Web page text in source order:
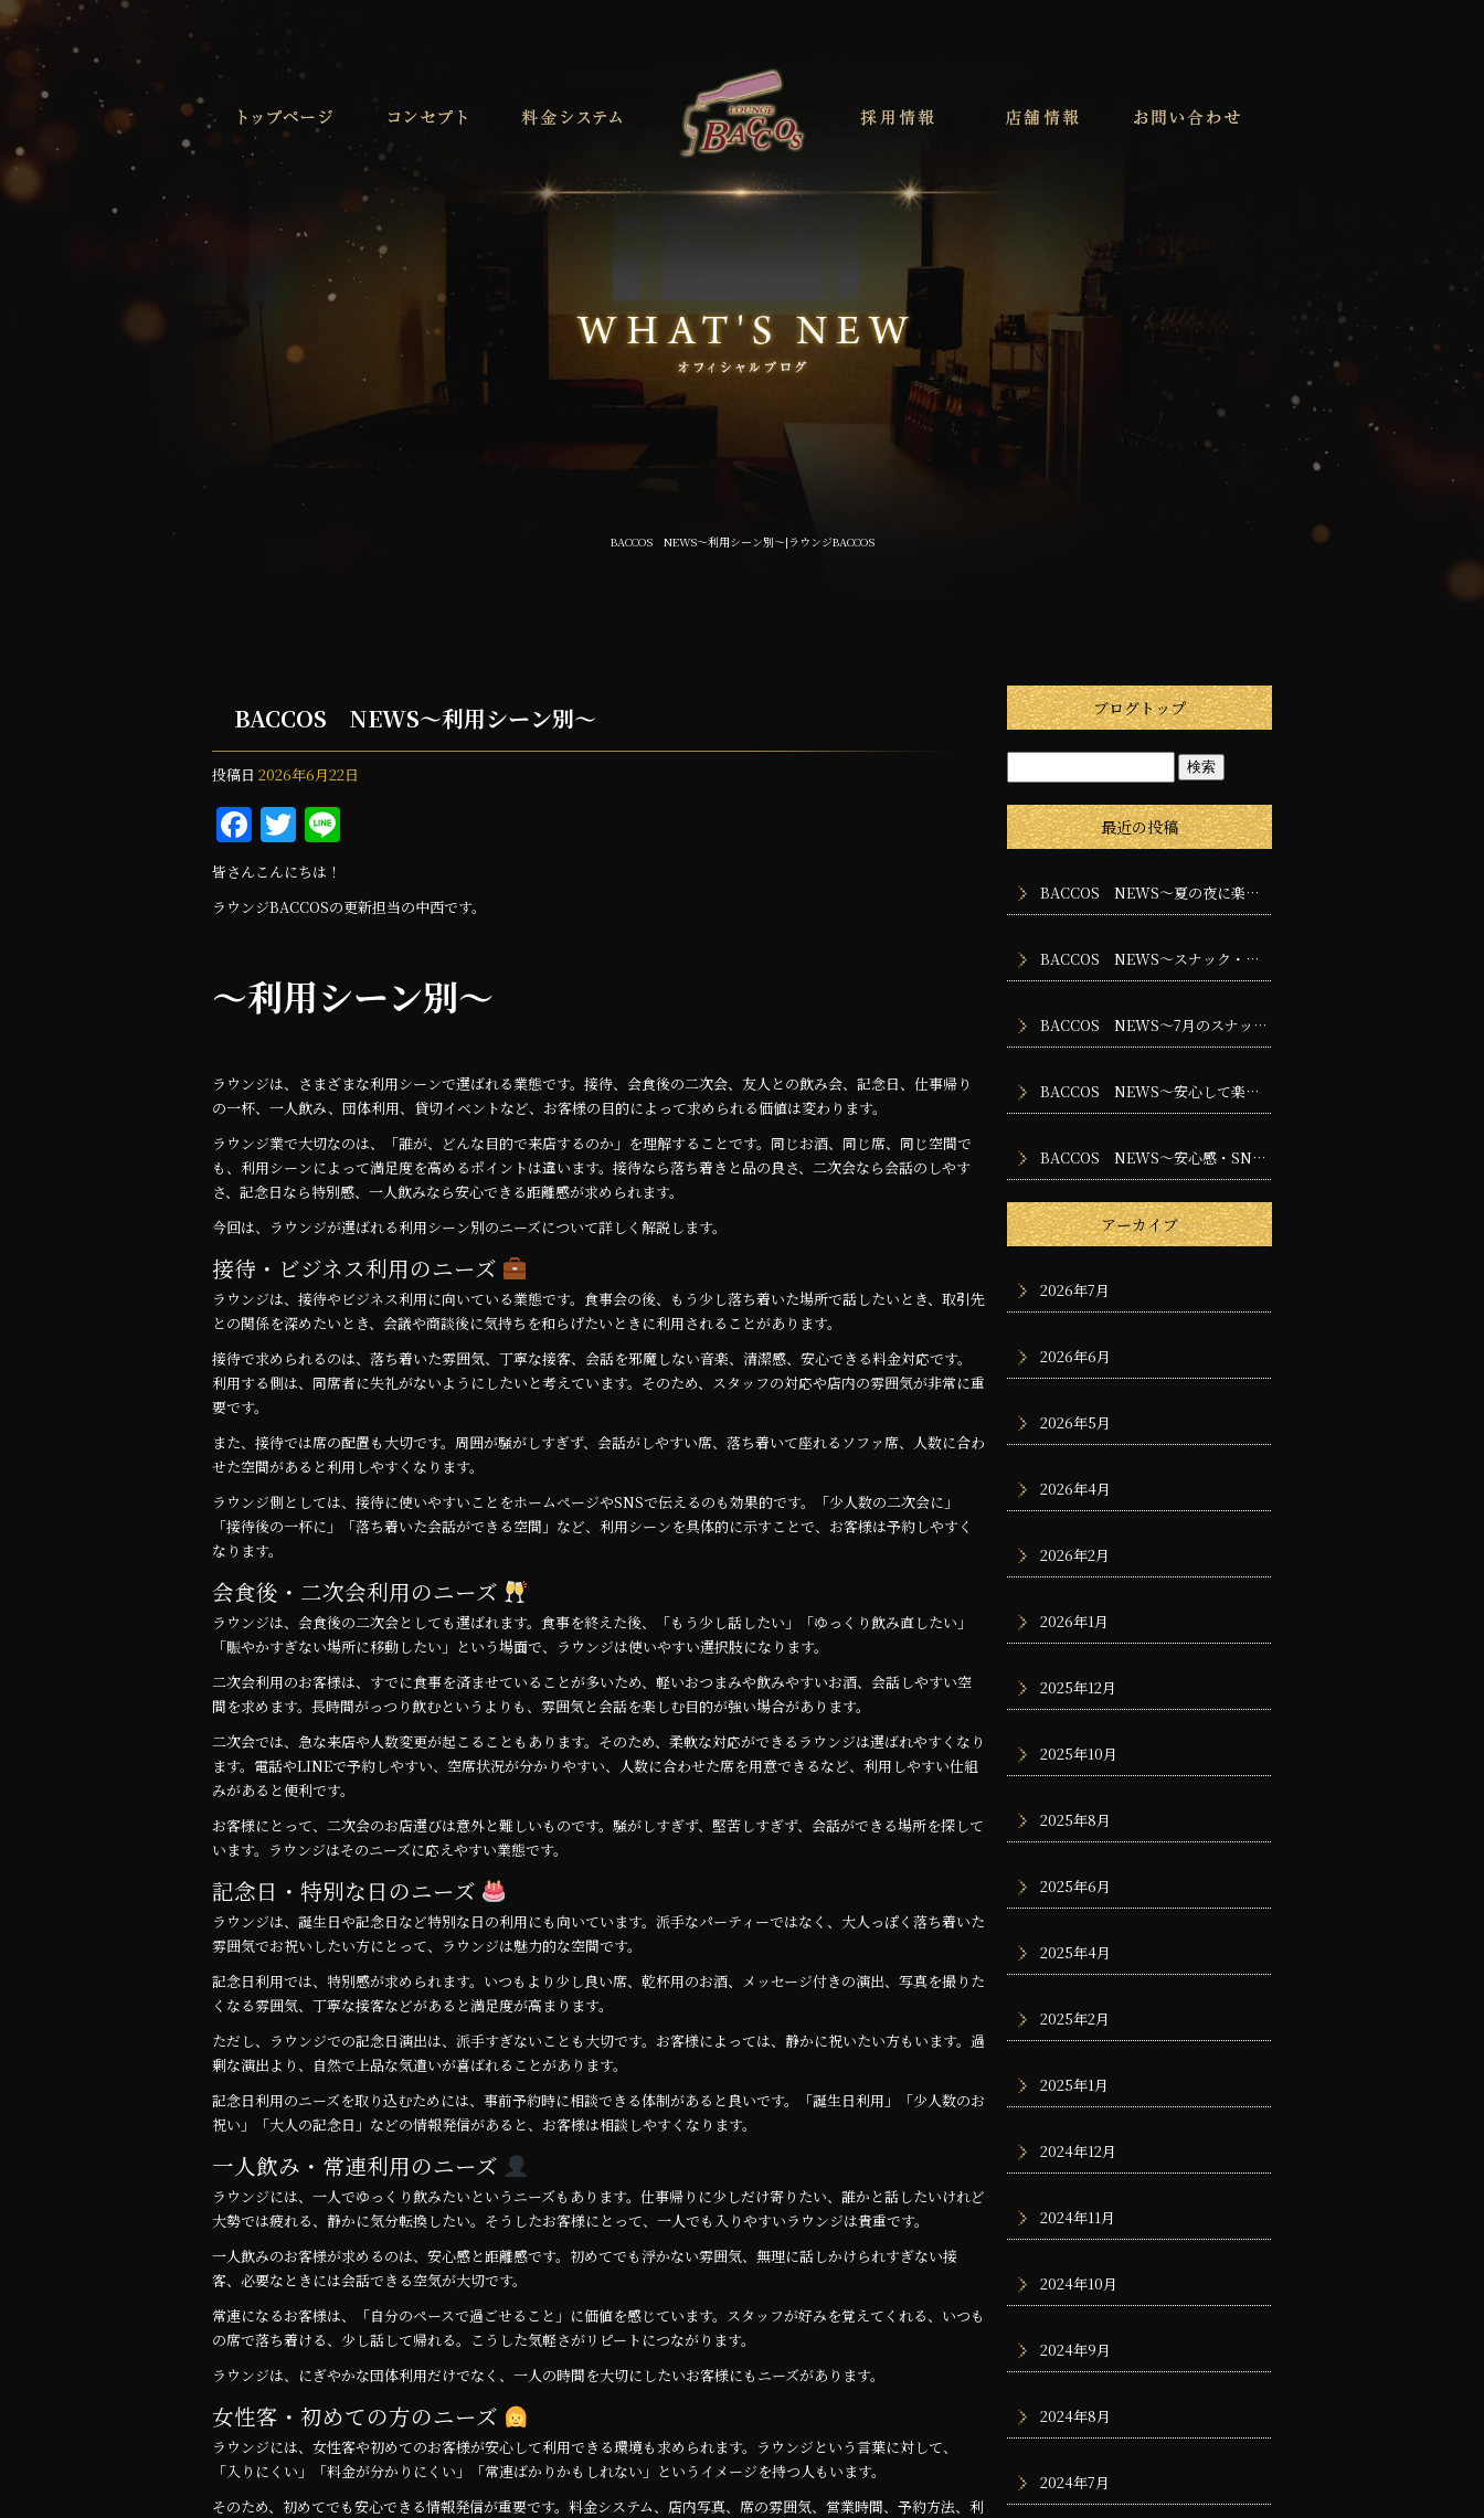
BACCOS NEWS～利用シーン別～|ラウンジBACCOS
BACCOS NEWS～利用シーン別～
投稿日 2026年6月22日
F
a
c
e
o
k
T
w
it
te
e
皆さんこんにちは！
ラウンジBACCOSの更新担当の中西です。
～利用シーン別～
ラウンジは、さまざまな利用シーンで選ばれる業態です。接待、会食後の二次会、友人との飲み会、記念日、仕事帰り
の一杯、一人飲み、団体利用、貸切イベントなど、お客様の目的によって求められる価値は変わります。
ラウンジ業で大切なのは、「誰が、どんな目的で来店するのか」を理解することです。同じお酒、同じ席、同じ空間で
も、利用シーンによって満足度を高めるポイントは違います。接待なら落ち着きと品の良さ、二次会なら会話のしやす
さ、記念日なら特別感、一人飲みなら安心できる距離感が求められます。
今回は、ラウンジが選ばれる利用シーン別のニーズについて詳しく解説します。
接待・ビジネス利用のニーズ
ラウンジは、接待やビジネス利用に向いている業態です。食事会の後、もう少し落ち着いた場所で話したいとき、取引先
との関係を深めたいとき、会議や商談後に気持ちを和らげたいときに利用されることがあります。
接待で求められるのは、落ち着いた雰囲気、丁寧な接客、会話を邪魔しない音楽、清潔感、安心できる料金対応です。
利用する側は、同席者に失礼がないようにしたいと考えています。そのため、スタッフの対応や店内の雰囲気が非常に重
要です。
また、接待では席の配置も大切です。周囲が騒がしすぎず、会話がしやすい席、落ち着いて座れるソファ席、人数に合わ
せた空間があると利用しやすくなります。
ラウンジ側としては、接待に使いやすいことをホームページやSNSで伝えるのも効果的です。「少人数の二次会に」
「接待後の一杯に」「落ち着いた会話ができる空間」など、利用シーンを具体的に示すことで、お客様は予約しやすく
なります。
会食後・二次会利用のニーズ
ラウンジは、会食後の二次会としても選ばれます。食事を終えた後、「もう少し話したい」「ゆっくり飲み直したい」
「賑やかすぎない場所に移動したい」という場面で、ラウンジは使いやすい選択肢になります。
二次会利用のお客様は、すでに食事を済ませていることが多いため、軽いおつまみや飲みやすいお酒、会話しやすい空
間を求めます。長時間がっつり飲むというよりも、雰囲気と会話を楽しむ目的が強い場合があります。
二次会では、急な来店や人数変更が起こることもあります。そのため、柔軟な対応ができるラウンジは選ばれやすくなり
ます。電話やLINEで予約しやすい、空席状況が分かりやすい、人数に合わせた席を用意できるなど、利用しやすい仕組
みがあると便利です。
お客様にとって、二次会のお店選びは意外と難しいものです。騒がしすぎず、堅苦しすぎず、会話ができる場所を探して
います。ラウンジはそのニーズに応えやすい業態です。
記念日・特別な日のニーズ
ラウンジは、誕生日や記念日など特別な日の利用にも向いています。派手なパーティーではなく、大人っぽく落ち着いた
雰囲気でお祝いしたい方にとって、ラウンジは魅力的な空間です。
記念日利用では、特別感が求められます。いつもより少し良い席、乾杯用のお酒、メッセージ付きの演出、写真を撮りた
くなる雰囲気、丁寧な接客などがあると満足度が高まります。
ただし、ラウンジでの記念日演出は、派手すぎないことも大切です。お客様によっては、静かに祝いたい方もいます。過
剰な演出より、自然で上品な気遣いが喜ばれることがあります。
記念日利用のニーズを取り込むためには、事前予約時に相談できる体制があると良いです。「誕生日利用」「少人数のお
祝い」「大人の記念日」などの情報発信があると、お客様は相談しやすくなります。
一人飲み・常連利用のニーズ
ラウンジには、一人でゆっくり飲みたいというニーズもあります。仕事帰りに少しだけ寄りたい、誰かと話したいけれど
大勢では疲れる、静かに気分転換したい。そうしたお客様にとって、一人でも入りやすいラウンジは貴重です。
一人飲みのお客様が求めるのは、安心感と距離感です。初めてでも浮かない雰囲気、無理に話しかけられすぎない接
客、必要なときには会話できる空気が大切です。
常連になるお客様は、「自分のペースで過ごせること」に価値を感じています。スタッフが好みを覚えてくれる、いつも
の席で落ち着ける、少し話して帰れる。こうした気軽さがリピートにつながります。
ラウンジは、にぎやかな団体利用だけでなく、一人の時間を大切にしたいお客様にもニーズがあります。
女性客・初めての方のニーズ
ラウンジには、女性客や初めてのお客様が安心して利用できる環境も求められます。ラウンジという言葉に対して、
「入りにくい」「料金が分かりにくい」「常連ばかりかもしれない」というイメージを持つ人もいます。
そのため、初めてでも安心できる情報発信が重要です。料金システム、店内写真、席の雰囲気、営業時間、予約方法、利
ブログトップ
最近の投稿
BACCOS NEWS～夏の夜に楽しみたいスナック・バー・ラウンジの過ごし方
BACCOS NEWS～スナック・バー・ラウンジに求められる専門性とは
BACCOS NEWS～7月のスナック・バー・ラウンジで楽しむ夜時間
BACCOS NEWS～安心して楽しめるお店づくりのために大切な安全管理
BACCOS NEWS～安心感・SNS・採用・地域密着～
アーカイブ
2026年7月
2026年6月
2026年5月
2026年4月
2026年2月
2026年1月
2025年12月
2025年10月
2025年8月
2025年6月
2025年4月
2025年2月
2025年1月
2024年12月
2024年11月
2024年10月
2024年9月
2024年8月
2024年7月